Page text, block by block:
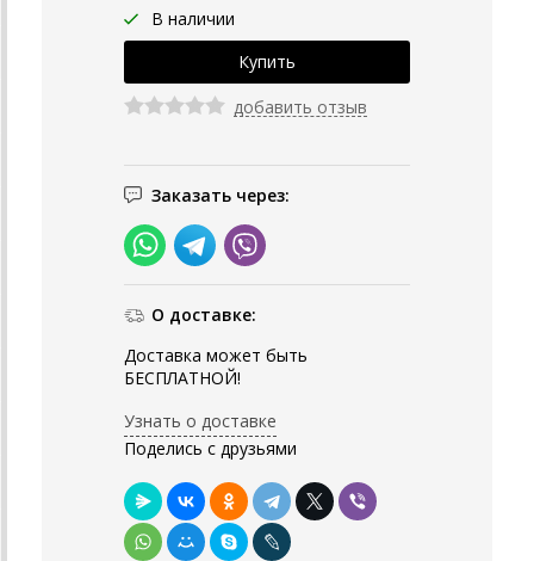
В наличии
добавить отзыв
Заказать через:
О доставке:
Доставка может быть
БЕСПЛАТНОЙ!
Узнать о доставке
Поделись с друзьями